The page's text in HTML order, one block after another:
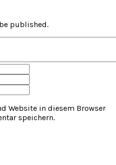
published.
Website in diesem Browser
speichern.